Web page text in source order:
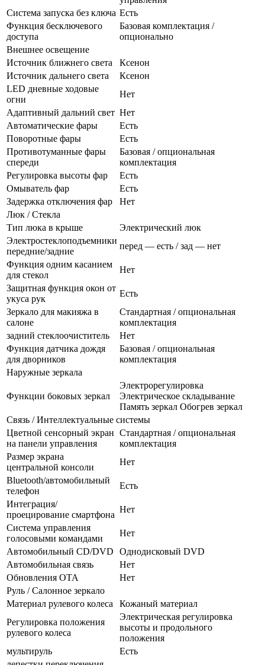
Система запуска без ключа Есть
Функция бесключевого
доступа
Базовая комплектация /
опционально
Внешнее освещение
Источник ближнего света
Ксенон
Источник дальнего света
Ксенон
LED дневные ходовые
огни
Нет
Адаптивный дальний свет Нет
Автоматические фары
Есть
Поворотные фары
Есть
Противотуманные фары
спереди
Базовая / опциональная
комплектация
Регулировка высоты фар
Есть
Омыватель фар
Есть
Задержка отключения фар
Нет
Люк / Стекла
Тип люка в крыше
Электрический люк
Электростеклоподъемники
передние/задние
перед — есть / зад — нет
Функция одним касанием
для стекол
Нет
Защитная функция окон от
укуса рук
Есть
Зеркало для макияжа в
салоне
Стандартная / опциональная
комплектация
задний стеклоочиститель
Нет
Функция датчика дождя
для дворников
Базовая / опциональная
комплектация
Наружные зеркала
Функции боковых зеркал
Электрорегулировка
Электрическое складывание
Память зеркал Обогрев зеркал
Связь / Интеллектуальные системы
Цветной сенсорный экран
на панели управления
Стандартная / опциональная
комплектация
Размер экрана
центральной консоли
Нет
Bluetooth/автомобильный
телефон
Есть
Интеграция/
проецирование смартфона
Нет
Система управления
голосовыми командами
Нет
Автомобильный CD/DVD
Однодисковый DVD
Автомобильная связь
Нет
Обновления OTA
Нет
Руль / Салонное зеркало
Материал рулевого колеса
Кожаный материал
Регулировка положения
рулевого колеса
Электрическая регулировка
высоты и продольного
положения
мультируль
Есть